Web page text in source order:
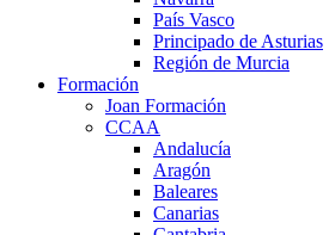
País Vasco
Principado de Asturias
Región de Murcia
Formación
Joan Formación
CCAA
Andalucía
Aragón
Baleares
Canarias